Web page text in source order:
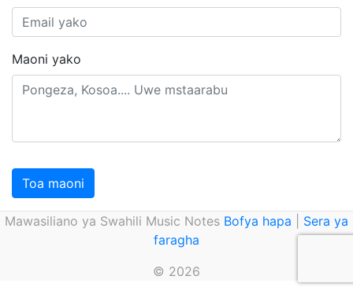
Maoni yako
Toa maoni
Mawasiliano ya Swahili Music Notes Bofya hapa
Sera ya
faragha
© 2026